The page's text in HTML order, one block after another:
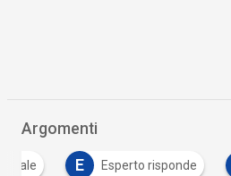
Argomenti
E Esperto risponde